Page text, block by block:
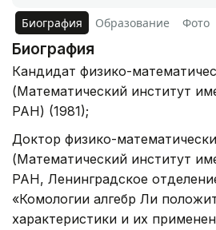
Биография Образование Фото
Биография
Кандидат физико-
(Математический институт
РАН) (1981);
Доктор физико-
(Математический институт
РАН, Ленинградское
«Комологии алгебр Ли
характеристики и их